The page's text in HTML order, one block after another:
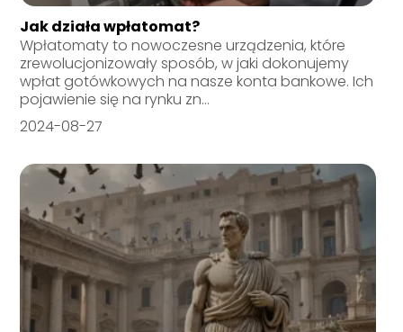
Jak działa wpłatomat?
Wpłatomaty to nowoczesne urządzenia, które
zrewolucjonizowały sposób, w jaki dokonujemy
wpłat gotówkowych na nasze konta bankowe. Ich
pojawienie się na rynku zn...
2024-08-27